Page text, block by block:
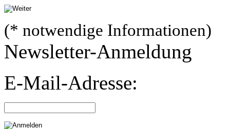
(* notwendige Informationen)
Newsletter-Anmeldung
E-Mail-Adresse: